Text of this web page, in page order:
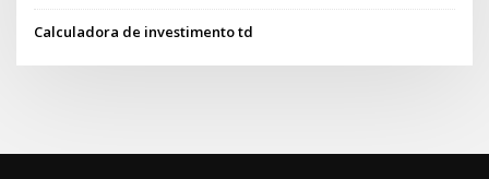
Calculadora de investimento td